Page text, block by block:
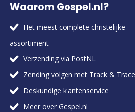
Waarom Gospel.nl?
Het meest complete christelijke
assortiment
Verzending via PostNL
Zending volgen met Track & Trace
Deskundige klantenservice
Meer over Gospel.nl